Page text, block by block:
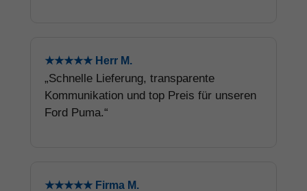
★★★★★ Herr M.
„Schnelle Lieferung, transparente
Kommunikation und top Preis für unseren
Ford Puma.“
★★★★★ Firma M.